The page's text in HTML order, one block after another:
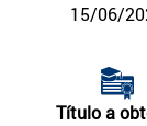
15/06/
Título a